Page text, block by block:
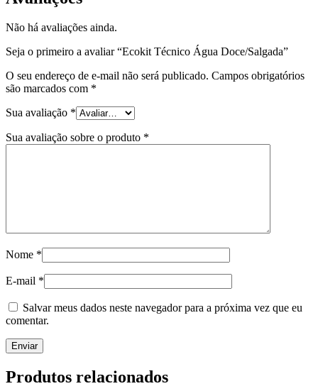
Não há avaliações ainda.
Seja o primeiro a avaliar “Ecokit Técnico Água Doce/Salgada”
O seu endereço de e-mail não será publicado. Campos obrigatórios
são marcados com *
Sua avaliação *
Sua avaliação sobre o produto *
Nome *
E-mail *
Salvar meus dados neste navegador para a próxima vez que eu
comentar.
Produtos relacionados